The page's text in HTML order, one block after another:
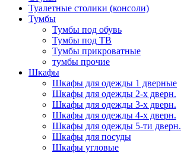
Туалетные столики (консоли)
Тумбы
Тумбы под обувь
Тумбы под ТВ
Тумбы прикроватные
тумбы прочие
Шкафы
Шкафы для одежды 1 дверные
Шкафы для одежды 2-х дверн.
Шкафы для одежды 3-х дверн.
Шкафы для одежды 4-х дверн.
Шкафы для одежды 5-ти дверн.
Шкафы для посуды
Шкафы угловые